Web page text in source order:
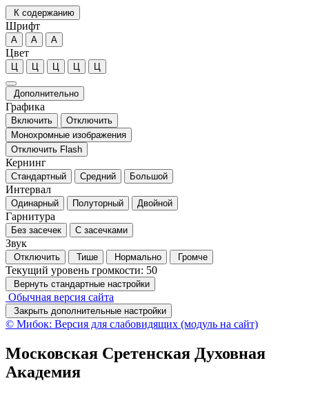
К содержанию
Шрифт
А А А
Цвет
Ц Ц Ц Ц Ц
Дополнительно
Графика
Включить
Отключить
Монохромные изображения
Отключить Flash
Кернинг
Стандартный Средний Большой
Интервал
Одинарный Полуторный Двойной
Гарнитура
Без засечек С засечками
Звук
Отключить Тише Нормально Громче
Текущий уровень громкости: 50
Вернуть стандартные настройки
Обычная версия сайта
Закрыть дополнительные настройки
© Мибок: Версия для слабовидящих (модуль на сайт)
Московская Сретенская Духовная
Академия